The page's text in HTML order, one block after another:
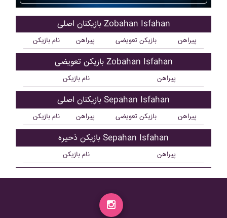
بازیکنان اصلی Zobahan Isfahan
نام بازیکن پیراهن بازیکن تعویضی پیراهن
بازیکن تعویضی Zobahan Isfahan
نام بازیکن پیراهن
بازیکنان اصلی Sepahan Isfahan
نام بازیکن پیراهن بازیکن تعویضی پیراهن
بازیکن ذحیره Sepahan Isfahan
نام بازیکن پیراهن